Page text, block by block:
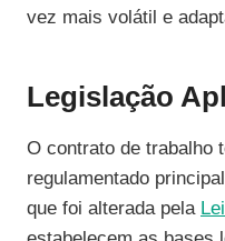
vez mais volátil e
Legislação
O contrato de trabalho
regulamentado
que foi alterada pela